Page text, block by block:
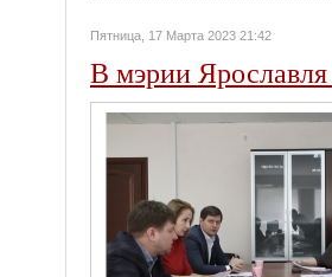
Пятница, 17 Марта 2023 21:42
В мэрии Ярославля